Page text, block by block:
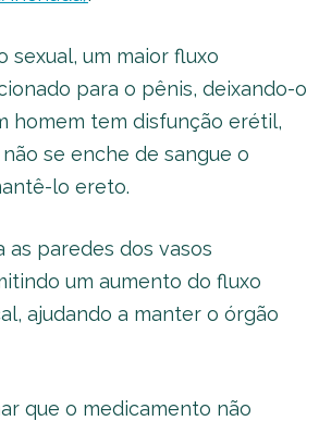
sexual, um maior fluxo
para o pênis, deixando-o
homem tem disfunção erétil,
se enche de sangue o
lo ereto.
as paredes dos vasos
um aumento do fluxo
ajudando a manter o órgão
que o medicamento não